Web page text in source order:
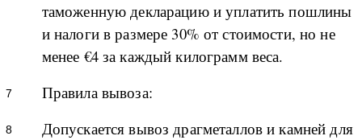
таможенную декларацию и уплатить пошлины
и налоги в размере 30% от стоимости, но не
менее €4 за каждый килограмм веса.
Правила вывоза:
Допускается вывоз драгметаллов и камней для